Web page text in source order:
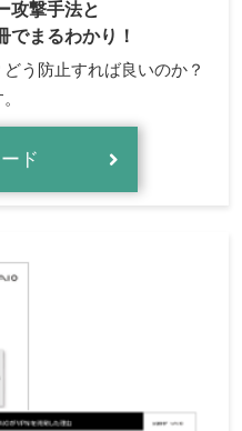
攻撃手法と
でまるわかり！
う防止すれば良いのか？
ド